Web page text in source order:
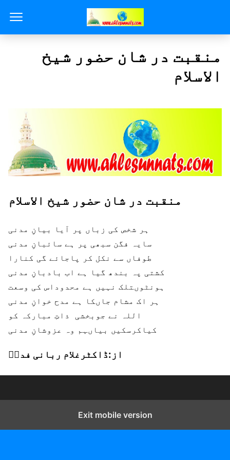
منقبت در شان حضور شیخ
الاسلام
منقبت در شان حضور شیخ الاسلام
ہر شخص کی زباں پر آیا بیانِ مدنی
سایہ فگن سبھی پر ہے سائبانِ مدنی
طوفاں سے نکل کر پاجائے گی کنارا
کشتی پہ بندھ گیا ہے اب بادبانِ مدنی
ہونٹوںتلک نہیں ہے محدوداس کی وسعت
ہر اک مشام جاںکا ہے مدح خوانِ مدنی
اللہ نے جوبخشی ذاتِ مبارکہ کو
کیاکرسکیں بیاںہم وہ عزوشانِ مدنی
از:ڈاکٹرغلام ربانی فداؔ
Exit mobile version